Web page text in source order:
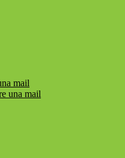
mail
una mail